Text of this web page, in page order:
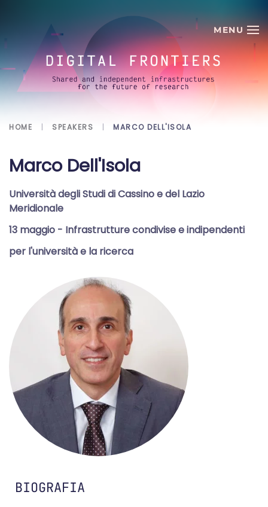
Skip to main content
HOME SPEAKERS MARCO DELL'ISOLA
Marco Dell'Isola
Università degli Studi di Cassino e del Lazio
Meridionale
13 maggio - Infrastrutture condivise e indipendenti
per l'università e la ricerca
BIOGRAFIA